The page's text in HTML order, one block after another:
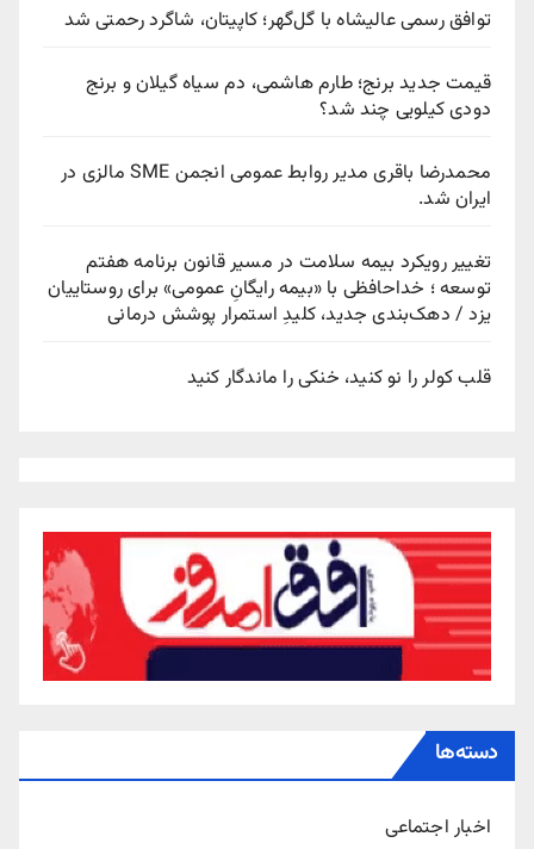
توافق رسمی عالیشاه با گل‌گهر؛ کاپیتان، شاگرد رحمتی شد
قیمت جدید برنج؛ طارم هاشمی، دم سیاه گیلان و برنج
دودی کیلویی چند شد؟
محمدرضا باقری مدیر روابط عمومی انجمن SME مالزی در
ایران شد.
تغییر رویکرد بیمه سلامت در مسیر قانون برنامه هفتم
توسعه ؛ خداحافظی با «بیمه رایگانِ عمومی» برای روستاییان
یزد / دهک‌بندی جدید، کلیدِ استمرار پوشش درمانی
قلب کولر را نو کنید، خنکی را ماندگار کنید
دسته‌ها
اخبار اجتماعی